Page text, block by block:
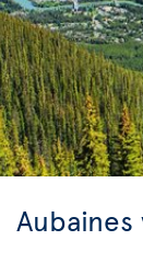
Aubaines